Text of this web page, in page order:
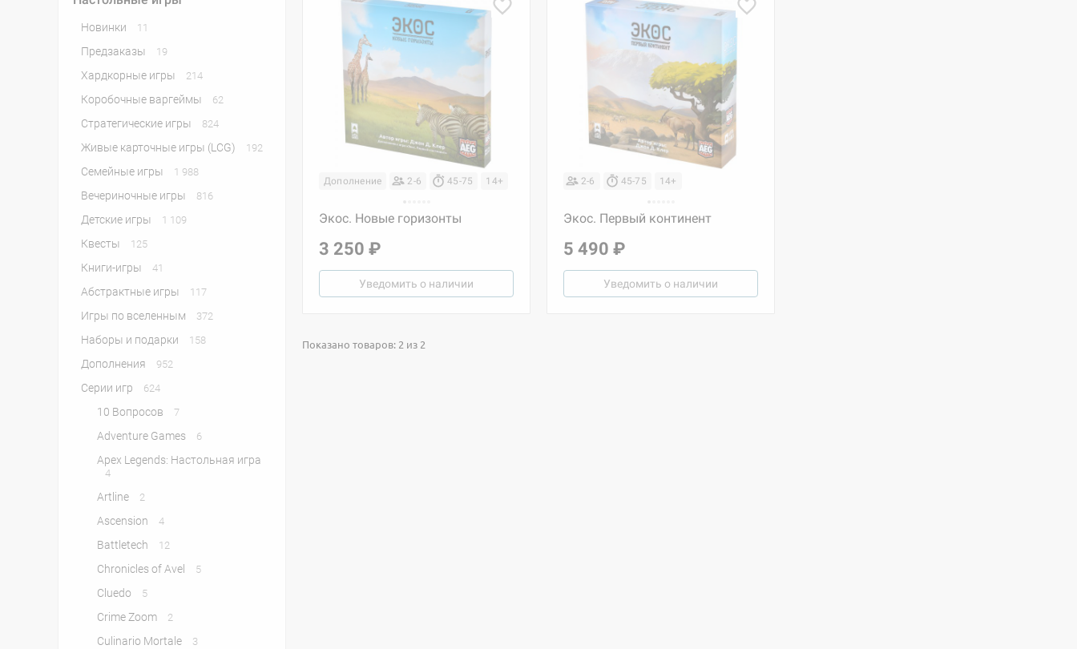
Новинки 11
Предзаказы 19
Хардкорные игры 214
Коробочные варгеймы 62
Стратегические игры 824
Живые карточные игры (LCG) 192
Семейные игры 1 988
Вечериночные игры 816
Детские игры 1 109
Квесты 125
Книги-игры 41
Абстрактные игры 117
Игры по вселенным 372
Наборы и подарки 158
Дополнения 952
Серии игр 624
10 Вопросов 7
Adventure Games 6
Apex Legends: Настольная игра
4
Artline 2
Ascension 4
Battletech 12
Chronicles of Avel 5
Cluedo 5
Crime Zoom 2
Culinario Mortale 3
Дополнение 2-6 45-75 14+
Экос. Новые горизонты
3 250 ₽
Уведомить о наличии
2-6 45-75 14+
Экос. Первый континент
5 490 ₽
Уведомить о наличии
Показано товаров: 2 из 2